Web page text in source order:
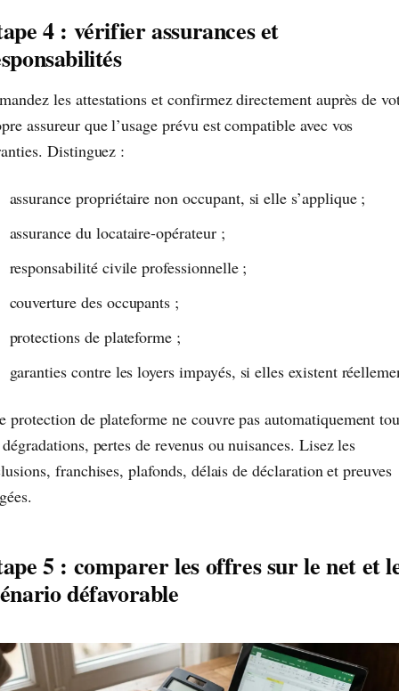
4 : vérifier assurances et
les attestations et confirmez directement auprès de
assureur que l’usage prévu est compatible avec vos
Distinguez :
assurance propriétaire non occupant, si elle s’applique ;
assurance du locataire-opérateur ;
responsabilité civile professionnelle ;
couverture des occupants ;
protections de plateforme ;
garanties contre les loyers impayés, si elles existent
protection de plateforme ne couvre pas automatiquement
pertes de revenus ou nuisances. Lisez les
franchises, plafonds, délais de déclaration et preuves
5 : comparer les offres sur le net et
défavorable